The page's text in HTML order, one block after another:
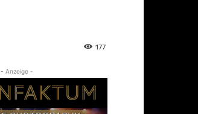
177
- Anzeige -